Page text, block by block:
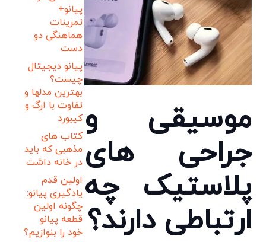
موسیقی و
جراحی های
پلاستیک چه
ارتباطی دارند؟
پیانو+
تمرینات
هماهنگی دو
دست
پیانو دیجیتال
چیست؟
بهترین مدلها و
تفاوت با ارگ و
کیبورد
کتاب های
مذهبی که باید
در خانه داشت
اولین قدم
یادگیری پیانو:
چگونه اولین
قطعه پیانو
خود را بنوازیم؟